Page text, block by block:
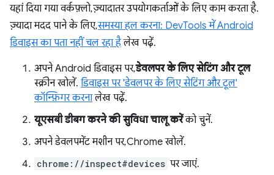
यहां दिया गया वर्कफ़्लो, ज़्यादातर उपयोगकर्ताओं के लिए काम करता है.
ज़्यादा मदद पाने के लिए,समस्या हल करना: DevTools में Android
डिवाइस का पता नहीं चल रहा हैलेख पढ़ें.
अपने Android डिवाइस पर,डेवलपर के लिए सेटिंग और टूल
स्क्रीन खोलें. डिवाइस पर 'डेवलपर के लिए सेटिंग और टूल'
कॉन्फ़िगर करनालेख पढ़ें.
यूएसबी डीबग करने की सुविधा चालू करेंको चुनें.
अपने डेवलपमेंट मशीन पर, Chrome खोलें.
chrome://inspect#devices पर जाएं.